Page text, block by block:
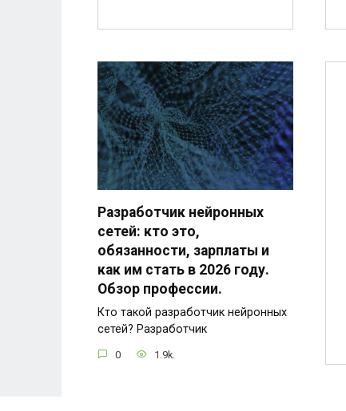
Разработчик нейронных
сетей: кто это,
обязанности, зарплаты и
как им стать в 2026 году.
Обзор профессии.
Кто такой разработчик нейронных
сетей? Разработчик
0 1.9k.